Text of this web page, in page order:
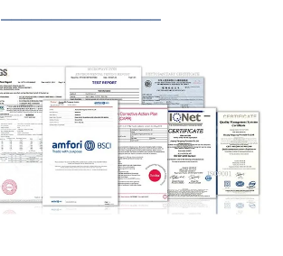
________________